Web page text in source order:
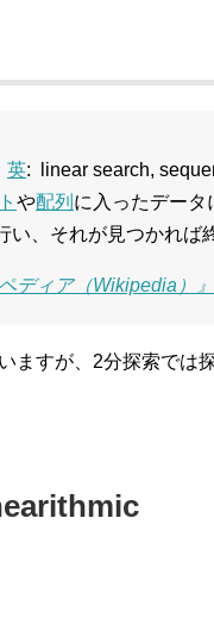
英: linear search,
や配列 に入ったデータ
、それが見つかれば
ディア（Wikipedia）』
ますが、2分探索では